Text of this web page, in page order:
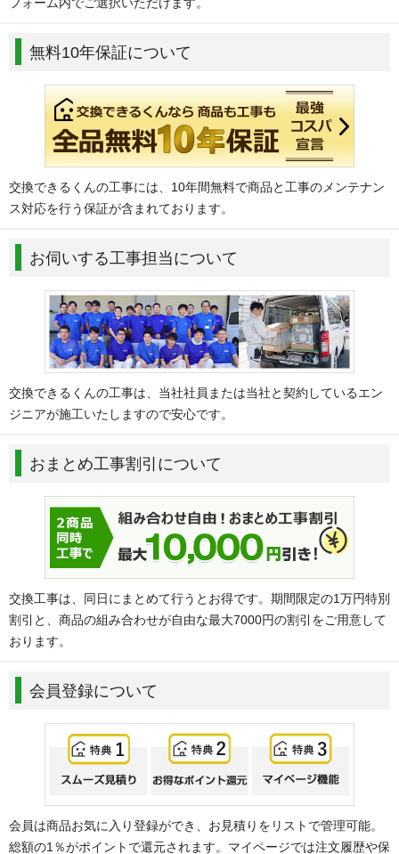
無料10年保証について
交換できるくんの工事には、10年間無料で商品と工事のメンテナン
ス対応を行う保証が含まれております。
お伺いする工事担当について
交換できるくんの工事は、当社社員または当社と契約しているエン
ジニアが施工いたしますので安心です。
おまとめ工事割引について
交換工事は、同日にまとめて行うとお得です。期間限定の1万円特別
割引と、商品の組み合わせが自由な最大7000円の割引をご用意して
おります。
会員登録について
会員は商品お気に入り登録ができ、お見積りをリストで管理可能。
総額の1％がポイントで還元されます。マイページでは注文履歴や保